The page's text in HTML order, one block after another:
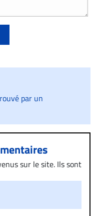
par un
sur le site. Ils sont
de modération,
vous dérange, prenez